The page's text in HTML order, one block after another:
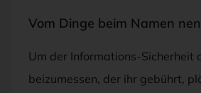
Vom Dinge beim Namen
Um der Informations-Sicherheit
beizumessen, der ihr gebührt,